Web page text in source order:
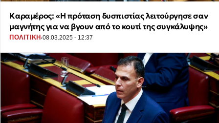
Καραμέρος: «Η πρόταση δυσπιστίας λειτούργησε σαν
μαγνήτης για να βγουν από το κουτί της συγκάλυψης»
ΠΟΛΙΤΙΚΗ ·08.03.2025 - 12:37